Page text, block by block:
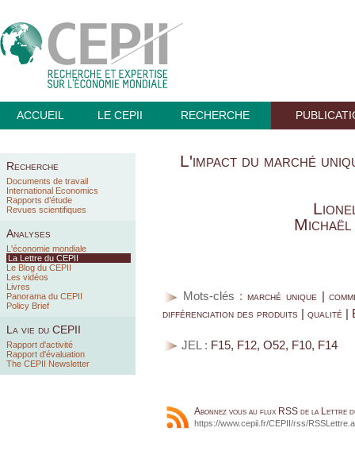
ACCUEIL LE CEPII RECHERCHE
Recherche
Documents de travail
International Economics
Rapports d’étude
Revues scientifiques
Analyses
L'économie mondiale
La Lettre du CEPII
Le Blog du CEPII
Les vidéos
Livres
Panorama du CEPII
Policy Brief
La vie du CEPII
Rapport d'activité
Rapport d'évaluation
The CEPII Newsletter
L'impact du marché
Mots-clés : marché unique |
différenciation des produits | qualité |
JEL : F15, F12, O52, F10, F14
Abonnez vous au flux RSS de la Lettre
https://www.cepii.fr/CEPII/rss/